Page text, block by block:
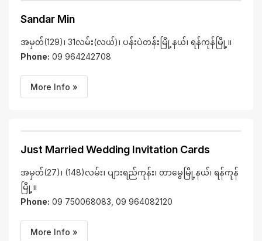
Sandar Min
အမှတ်(129)၊ 31လမ်း(လယ်)၊ ပန်းပဲတန်းမြို့နယ်၊ ရန်ကုန်မြို့။
Phone: 09 964242708
More Info »
Just Married Wedding Invitation Cards
အမှတ်(27)၊ (148)လမ်း၊ ပျားရည်ကုန်း၊ တာမွေမြို့နယ်၊ ရန်ကုန်
မြို့။
Phone: 09 750068083, 09 964082120
More Info »